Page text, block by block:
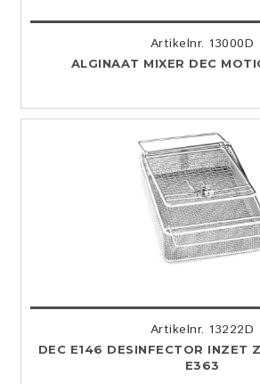
Artikelnr. 13000D
ALGINAAT MIXER DEC
Artikelnr. 13222D
DEC E146 DESINFECTOR INZET
E363